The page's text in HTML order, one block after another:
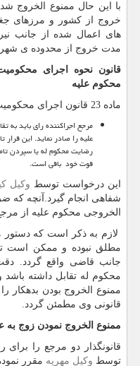
با این حال ممنوع الخروج
خروج از کشور و مرزهای
های اعمال شده از جانب
مدت خروج از محدوده ی
قانون نحوه اجرای
محکوم علیه
ماده 23 قانون اجرای محکومیت های مالی بیان میدارد:
مرجع اجراکننده رای باید به
علیه را صادر نماید. این قرار
رضایت محکوم له یا سپردن
قوت خود باقی است.
این درخواست توسط وکیل
شفاهی انجام گیرد.آنچه که
الخروجی محکوم علیه از
لازم به ذکر است که دستور
مطلق نبوده و ممکن است
جانب قاضی واقع گردد. دقت
محکوم له تقابل داشته
ممنوع الخروج بودن بدهکار
قانونی وی مطمئن گردد.
ممنوع الخروج نمودن زوج
قانونگذار دو مرجع را
توسط وکیل مهریه مقرر